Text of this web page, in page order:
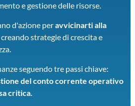
e gestione delle risorse.
d'azione peravvicinarti alla
creando strategie di crescita e
seguendo tre passi chiave:
del conto corrente operativo
critica.